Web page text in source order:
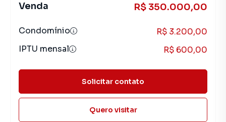
Venda R$ 350.000,00
Condomínio
R$ 3.200,00
IPTU mensal
R$ 600,00
Solicitar contato
Quero visitar